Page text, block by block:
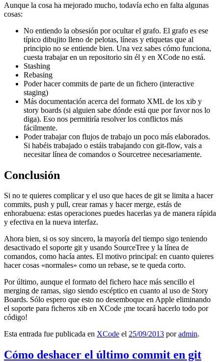
Aunque la cosa ha mejorado mucho, todavía echo en falta algunas
cosas:
No entiendo la obsesión por ocultar el grafo. El grafo es ese
típico dibujito lleno de pelotas, líneas y etiquetas que al
principio no se entiende bien. Una vez sabes cómo funciona,
cuesta trabajar en un repositorio sin él y en XCode no está.
Stashing
Rebasing
Poder hacer commits de parte de un fichero (interactive
staging)
Más documentación acerca del formato XML de los xib y
story boards (si alguien sabe dónde está que por favor nos lo
diga). Eso nos permitiría resolver los conflictos más
fácilmente.
Poder trabajar con flujos de trabajo un poco más elaborados.
Si habéis trabajado o estáis trabajando con git-flow, vais a
necesitar línea de comandos o Sourcetree necesariamente.
Conclusión
Si no te quieres complicar y el uso que haces de git se limita a hacer
commits, push y pull, crear ramas y hacer merge, estás de
enhorabuena: estas operaciones puedes hacerlas ya de manera rápida
y efectiva en la nueva interfaz.
Ahora bien, si os soy sincero, la mayoría del tiempo sigo teniendo
desactivado el soporte git y usando SourceTree y la línea de
comandos, como hacía antes. El motivo principal: en cuanto quieres
hacer cosas «normales» como un rebase, se te queda corto.
Por último, aunque el formato del fichero hace más sencillo el
merging de ramas, sigo siendo escéptico en cuanto al uso de Story
Boards. Sólo espero que esto no desemboque en Apple eliminando
el soporte para ficheros xib en XCode ¡me tocará hacerlo todo por
código!
Esta entrada fue publicada en XCode el 25/09/2013 poradmin.
Cómo deshacer el último commit en git